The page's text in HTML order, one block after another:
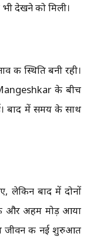
भी देखने को मिली।
की स्थिति बनी रही।
के बीच
बाद में समय के साथ
लेकिन बाद में दोनों
और अहम मोड़ आया
जीवन की नई शुरुआत